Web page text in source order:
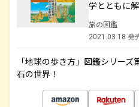
学とともに
旅の図鑑
2021.03.18 発
「地球の歩き方」図鑑シリー
石の世界！